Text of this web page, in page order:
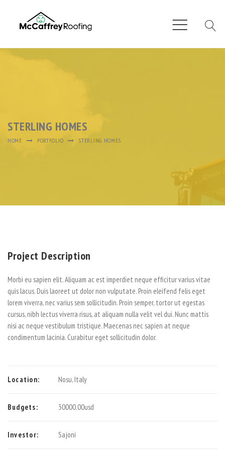
STERLING HOMES
HOME PORTFOLIO STERLING HOMES
Project Description
Morbi eu sapien elit. Aliquam ac est imperdiet neque efficitur varius vitae
quis lacus. Duis laoreet ut dolor non vulputate. Proin eleifend felis eget
lorem viverra, nec varius sem sollicitudin. Proin semper, tortor ut egestas
cursus, nibh lectus viverra risus, at aliquam nulla velit vel dui. Nunc mattis
nisi ac neque vestibulum tristique. Maecenas nec sapien at neque
condimentum lacinia. Curabitur eget sollicitudin dolor.
Location: Nosu, Italy
Budgets: 30000.00usd
Investor: Sajoni